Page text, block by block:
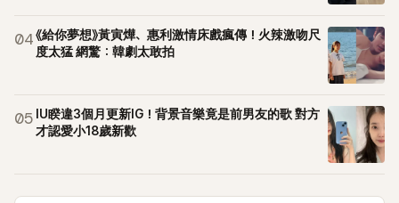
04《給你夢想》黃寅燁、惠利激情床戲瘋傳！火辣激吻尺
度太猛 網驚：韓劇太敢拍
05 IU睽違3個月更新IG！背景音樂竟是前男友的歌 對方
才認愛小18歲新歡